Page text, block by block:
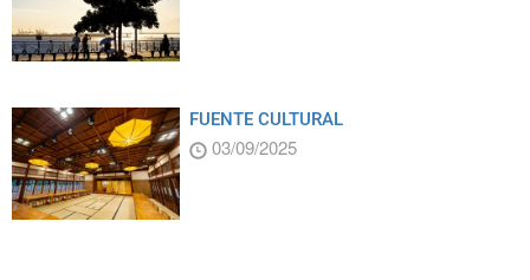
FUENTE CULTURAL
03/09/2025